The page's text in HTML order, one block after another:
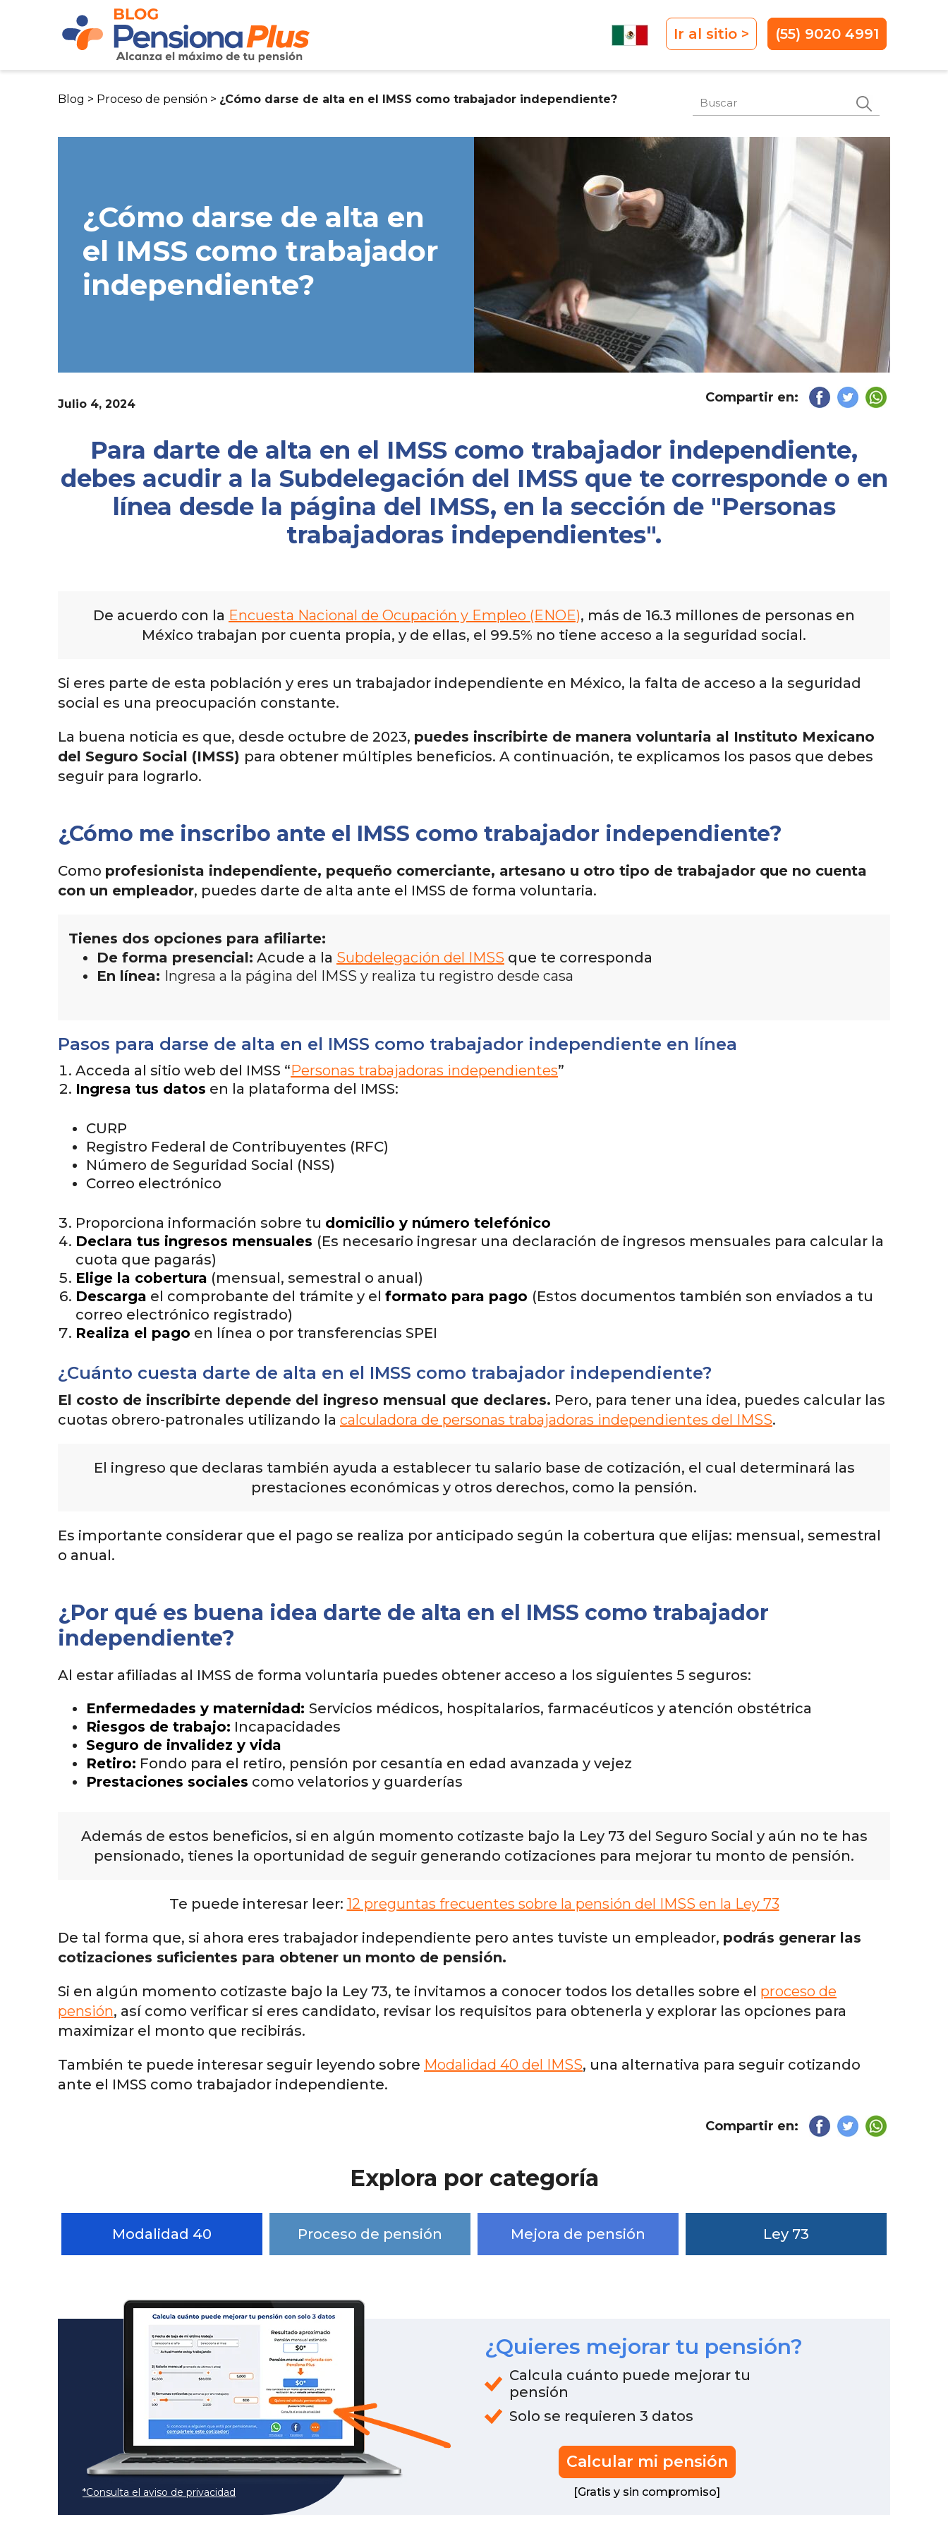
Ir al sitio > (55) 9020 4991
Blog > Proceso de pensión > ¿Cómo darse de alta en el IMSS como trabajador independiente? Este es un campo de búsqueda
No hay sugerencias porque el campo de
¿Cómo darse de alta en
el IMSS como trabajador
independiente?
Julio 4, 2024 Compartir en:
Para darte de alta en el IMSS como trabajador independiente,
debes acudir a la Subdelegación del IMSS que te corresponde o en
línea desde la página del IMSS, en la sección de "Personas
trabajadoras independientes".
De acuerdo con la Encuesta Nacional de Ocupación y Empleo (ENOE), más de 16.3 millones de personas en
México trabajan por cuenta propia, y de ellas, el 99.5% no tiene acceso a la seguridad social.
Si eres parte de esta población y eres un trabajador independiente en México, la falta de acceso a la seguridad
social es una preocupación constante.
La buena noticia es que, desde octubre de 2023, puedes inscribirte de manera voluntaria al Instituto Mexicano
del Seguro Social (IMSS) para obtener múltiples beneficios. A continuación, te explicamos los pasos que debes
seguir para lograrlo.
¿Cómo me inscribo ante el IMSS como trabajador independiente?
Como profesionista independiente, pequeño comerciante, artesano u otro tipo de trabajador que no cuenta
con un empleador, puedes darte de alta ante el IMSS de forma voluntaria.
Tienes dos opciones para afiliarte:
De forma presencial: Acude a la Subdelegación del IMSS que te corresponda
En línea: Ingresa a la página del IMSS y realiza tu registro desde casa
Pasos para darse de alta en el IMSS como trabajador independiente en línea
Acceda al sitio web del IMSS “ Personas trabajadoras independientes”
Ingresa tus datos en la plataforma del IMSS:
CURP
Registro Federal de Contribuyentes (RFC)
Número de Seguridad Social (NSS)
Correo electrónico
Proporciona información sobre tu domicilio y número telefónico
Declara tus ingresos mensuales (Es necesario ingresar una declaración de ingresos mensuales para calcular la
cuota que pagarás)
Elige la cobertura (mensual, semestral o anual)
Descarga el comprobante del trámite y el formato para pago (Estos documentos también son enviados a tu
correo electrónico registrado)
Realiza el pago en línea o por transferencias SPEI
¿Cuánto cuesta darte de alta en el IMSS como trabajador independiente?
El costo de inscribirte depende del ingreso mensual que declares. Pero, para tener una idea, puedes calcular las
cuotas obrero-patronales utilizando la calculadora de personas trabajadoras independientes del IMSS.
El ingreso que declaras también ayuda a establecer tu salario base de cotización, el cual determinará las
prestaciones económicas y otros derechos, como la pensión.
Es importante considerar que el pago se realiza por anticipado según la cobertura que elijas: mensual, semestral
o anual.
¿Por qué es buena idea darte de alta en el IMSS como trabajador
independiente?
Al estar afiliadas al IMSS de forma voluntaria puedes obtener acceso a los siguientes 5 seguros:
Enfermedades y maternidad: Servicios médicos, hospitalarios, farmacéuticos y atención obstétrica
Riesgos de trabajo: Incapacidades
Seguro de invalidez y vida
Retiro: Fondo para el retiro, pensión por cesantía en edad avanzada y vejez
Prestaciones sociales como velatorios y guarderías
Además de estos beneficios, si en algún momento cotizaste bajo la Ley 73 del Seguro Social y aún no te has
pensionado, tienes la oportunidad de seguir generando cotizaciones para mejorar tu monto de pensión.
Te puede interesar leer: 12 preguntas frecuentes sobre la pensión del IMSS en la Ley 73
De tal forma que, si ahora eres trabajador independiente pero antes tuviste un empleador, podrás generar las
cotizaciones suficientes para obtener un monto de pensión.
Si en algún momento cotizaste bajo la Ley 73, te invitamos a conocer todos los detalles sobre el proceso de
pensión, así como verificar si eres candidato, revisar los requisitos para obtenerla y explorar las opciones para
maximizar el monto que recibirás.
También te puede interesar seguir leyendo sobre Modalidad 40 del IMSS, una alternativa para seguir cotizando
ante el IMSS como trabajador independiente.
Compartir en:
Explora por categoría
Modalidad 40 Proceso de pensión Mejora de pensión Ley 73
*Consulta el aviso de privacidad
¿Quieres mejorar tu pensión?
Calcula cuánto puede mejorar tu
pensión
Solo se requieren 3 datos
Calcular mi pensión
[Gratis y sin compromiso]